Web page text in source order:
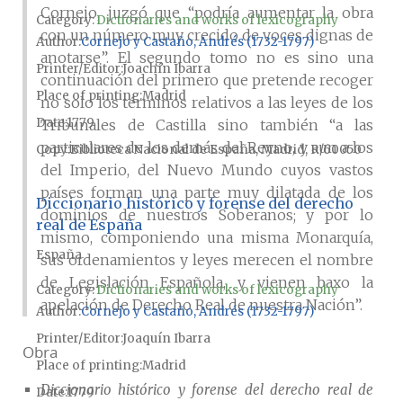
Cornejo, juzgó que “podría aumentar la obra
con un número muy crecido de voces dignas de
anotarse”. El segundo tomo no es sino una
continuación del primero que pretende recoger
no solo los términos relativos a las leyes de los
Tribunales de Castilla sino también “a las
particulares de los demás del Reyno, y aun a los
del Imperio, del Nuevo Mundo cuyos vastos
países forman una parte muy dilatada de los
dominios de nuestros Soberanos; y por lo
mismo, componiendo una misma Monarquía,
sus ordenamientos y leyes merecen el nombre
de Legislación Española, y vienen baxo la
apelación de Derecho Real de nuestra Nación”.
Obra
Diccionario histórico y forense del derecho real de
Category:Dictionaries and works of lexicography
AuthorCornejo y Castaño, Andrés (1732-1797)
Printer/EditorJoachín Ibarra
Place of printingMadrid
Date1779
CopyBiblioteca Nacional de España, Madrid, R/60050
Diccionario histórico y forense del derecho
real de España
España
Category:Dictionaries and works of lexicography
AuthorCornejo y Castaño, Andrés (1732-1797)
Printer/EditorJoaquín Ibarra
Place of printingMadrid
Date1779